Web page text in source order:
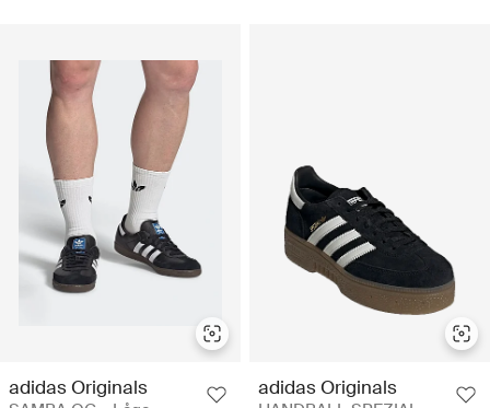
adidas Originals adidas Originals